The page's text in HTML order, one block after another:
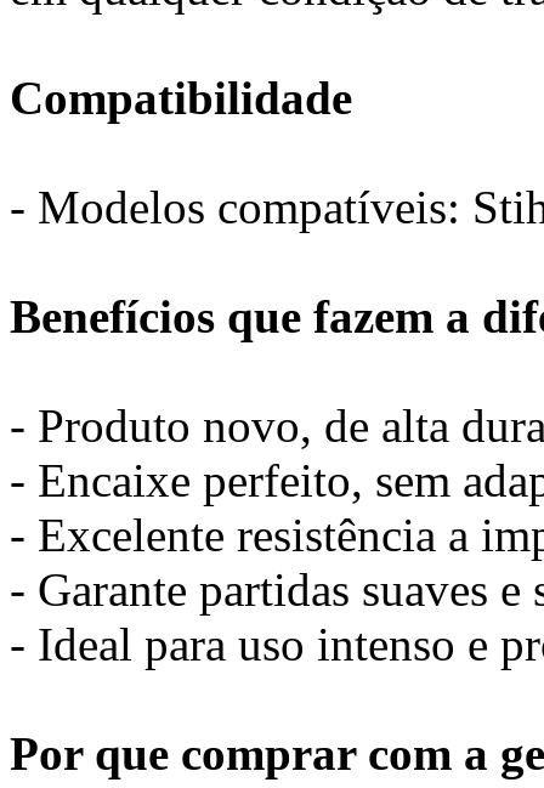
Compatibilidade
- Modelos compatíveis:
Benefícios que fazem a
- Produto novo, de alta
- Encaixe perfeito, sem
- Excelente resistência a
- Garante partidas suaves e
- Ideal para uso intenso e
Por que comprar com a